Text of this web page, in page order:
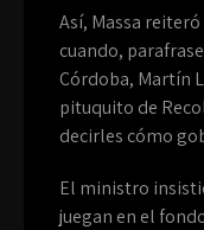
Así, Massa
cuando,
Córdoba, Martín
pituquito de
decirles cómo
El ministro
juegan en el